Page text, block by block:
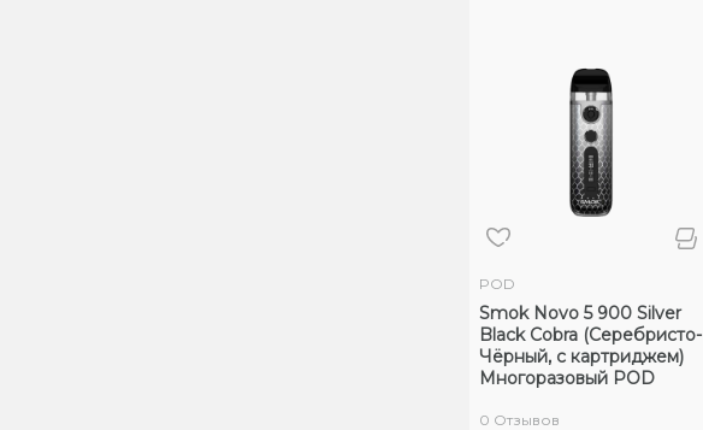
POD
Smok Novo 5 900 Silver
Black Cobra (Серебристо-
Чёрный, с картриджем)
Многоразовый POD
0 Отзывов